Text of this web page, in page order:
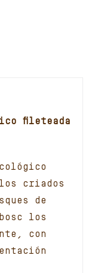
fileteada
criados
de
los
con